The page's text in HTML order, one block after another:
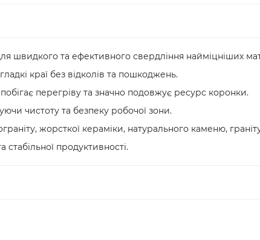
швидкого та ефективного свердління найміцніших
краї без відколів та пошкоджень.
перегріву та значно подовжує ресурс коронки.
чистоту та безпеку робочої зони.
жорсткої кераміки, натурального каменю,
стабільної продуктивності.